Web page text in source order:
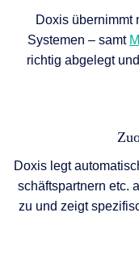
Doxis übernimmt
Systemen – samt
richtig abgelegt
Doxis legt
schäfts­partnern etc.
zu und zeigt